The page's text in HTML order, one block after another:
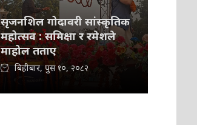
सृजनशिल गोदावरी सांस्कृतिक
महोत्सव : समिक्षा र रमेशले
माहोल तताए
बिहीबार, पुस १०, २०८२